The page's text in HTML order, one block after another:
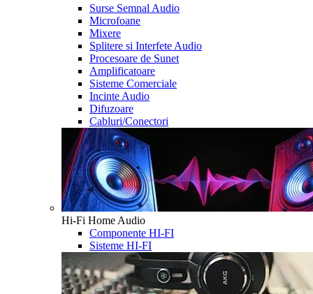
Surse Semnal Audio
Microfoane
Mixere
Splitere si Interfete Audio
Procesoare de Sunet
Amplificatoare
Sisteme Comerciale
Incinte Audio
Difuzoare
Cabluri/Conectori
Hi-Fi Home Audio
Componente HI-FI
Sisteme HI-FI